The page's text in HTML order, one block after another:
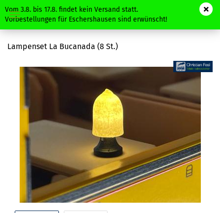
Vom 3.8. bis 17.8. findet kein Versand statt.
Vorbestellungen für Eschershausen sind erwünscht!
Lampenset La Bucanada (8 St.)